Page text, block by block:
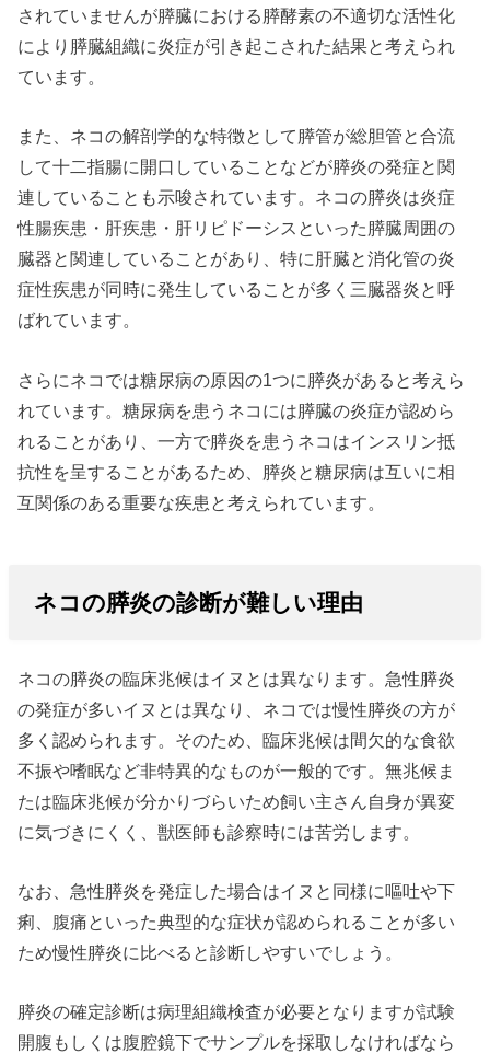
されていませんが膵臓における膵酵素の不適切な活性化
により膵臓組織に炎症が引き起こされた結果と考えられ
ています。
また、ネコの解剖学的な特徴として膵管が総胆管と合流
して十二指腸に開口していることなどが膵炎の発症と関
連していることも示唆されています。ネコの膵炎は炎症
性腸疾患・肝疾患・肝リピドーシスといった膵臓周囲の
臓器と関連していることがあり、特に肝臓と消化管の炎
症性疾患が同時に発生していることが多く三臓器炎と呼
ばれています。
さらにネコでは糖尿病の原因の1つに膵炎があると考えら
れています。糖尿病を患うネコには膵臓の炎症が認めら
れることがあり、一方で膵炎を患うネコはインスリン抵
抗性を呈することがあるため、膵炎と糖尿病は互いに相
互関係のある重要な疾患と考えられています。
ネコの膵炎の診断が難しい理由
ネコの膵炎の臨床兆候はイヌとは異なります。急性膵炎
の発症が多いイヌとは異なり、ネコでは慢性膵炎の方が
多く認められます。そのため、臨床兆候は間欠的な食欲
不振や嗜眠など非特異的なものが一般的です。無兆候ま
たは臨床兆候が分かりづらいため飼い主さん自身が異変
に気づきにくく、獣医師も診察時には苦労します。
なお、急性膵炎を発症した場合はイヌと同様に嘔吐や下
痢、腹痛といった典型的な症状が認められることが多い
ため慢性膵炎に比べると診断しやすいでしょう。
膵炎の確定診断は病理組織検査が必要となりますが試験
開腹もしくは腹腔鏡下でサンプルを採取しなければなら